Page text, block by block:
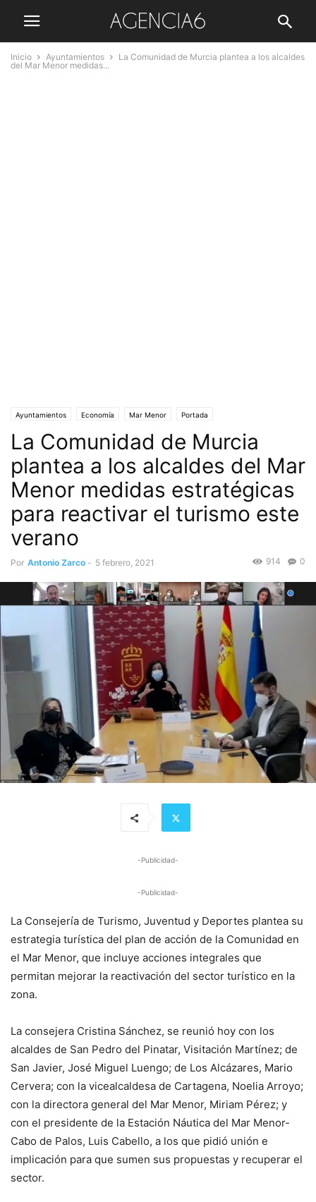
Inicio Ayuntamientos
La Comunidad de Murcia plantea a los alcaldes
del Mar Menor medidas...
Ayuntamientos Economía Mar Menor Portada
Promoción turismo regional Sociedad Turismo
La Comunidad de Murcia
plantea a los alcaldes del Mar
Menor medidas estratégicas
para reactivar el turismo este
verano
Por Antonio Zarco - 5 febrero, 2021 0
914
-Publicidad-
-Publicidad-
La Consejería de Turismo, Juventud y Deportes plantea su
estrategia turística del plan de acción de la Comunidad en
el Mar Menor, que incluye acciones integrales que
permitan mejorar la reactivación del sector turístico en la
zona.
La consejera Cristina Sánchez, se reunió hoy con los
alcaldes de San Pedro del Pinatar, Visitación Martínez; de
San Javier, José Miguel Luengo; de Los Alcázares, Mario
Cervera; con la vicealcaldesa de Cartagena, Noelia Arroyo;
con la directora general del Mar Menor, Miriam Pérez; y
con el presidente de la Estación Náutica del Mar Menor-
Cabo de Palos, Luis Cabello, a los que pidió unión e
implicación para que sumen sus propuestas y recuperar el
sector.